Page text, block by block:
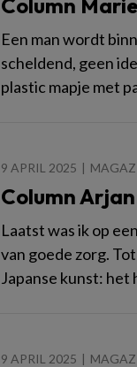
Een man wordt
scheldend, geen
plastic mapje met
9 APRIL 2025
Column
Laatst was ik op
van goede zorg.
Japanse kunst: het
9 APRIL 2025